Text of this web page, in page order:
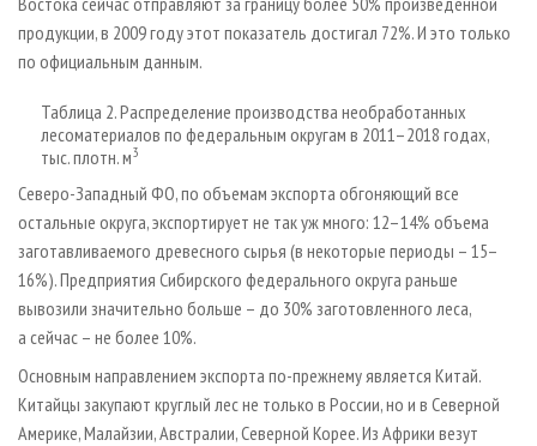
продукции, в 2009 году этот показатель достигал 72%. И это только
по официальным данным.
Таблица 2. Распределение производства необработанных
лесоматериалов по федеральным округам в 2011–2018 годах,
тыс. плотн. м3
Северо-Западный ФО, по объемам экспорта обгоняющий все
остальные округа, экспортирует не так уж много: 12–14% объема
заготавливаемого древесного сырья (в некоторые периоды – 15–
16%). Предприятия Сибирского федерального округа раньше
вывозили значительно больше – до 30% заготовленного леса,
а сейчас – не более 10%.
Основным направлением экспорта по-прежнему является Китай.
Китайцы закупают круглый лес не только в России, но и в Северной
Америке, Малайзии, Австралии, Северной Корее. Из Африки везут